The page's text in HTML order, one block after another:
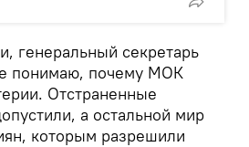
генеральный секретарь
понимаю, почему МОК
Отстраненные
а остальной мир
которым разрешили